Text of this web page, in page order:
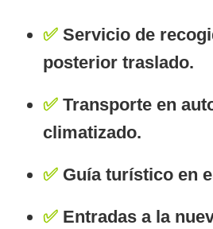
✅ Servicio de
posterior traslado.
✅ Transporte en
climatizado.
✅ Guía turístico en
✅ Entradas a la